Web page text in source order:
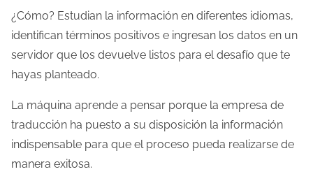
¿Cómo? Estudian la información en diferentes idiomas,
identifican términos positivos e ingresan los datos en un
servidor que los devuelve listos para el desafío que te
hayas planteado.
La máquina aprende a pensar porque la empresa de
traducción ha puesto a su disposición la información
indispensable para que el proceso pueda realizarse de
manera exitosa.